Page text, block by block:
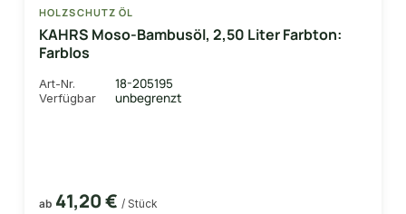
HOLZSCHUTZ ÖL
KAHRS Moso-Bambusöl, 2,50 Liter Farbton:
Farblos
Art-Nr. 18-205195
Verfügbar unbegrenzt
ab 41,20 € / Stück